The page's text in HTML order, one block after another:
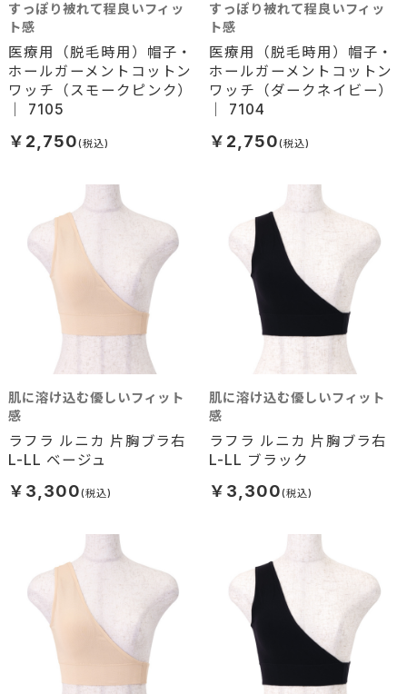
医療用（脱毛時用）帽子・
ホールガーメントコットン
ワッチ（スモークピンク）
｜ 7105
すっぽり被れて程良いフィッ
ト感
￥2,750
医療用（脱毛時用）帽子・
ホールガーメントコットン
ワッチ（ダークネイビー）
｜ 7104
すっぽり被れて程良いフィッ
ト感
￥2,750
ラフラ ルニカ 片胸ブラ右
L-LL ベージュ
肌に溶け込む優しいフィット
感
￥3,300
ラフラ ルニカ 片胸ブラ右
L-LL ブラック
肌に溶け込む優しいフィット
感
￥3,300